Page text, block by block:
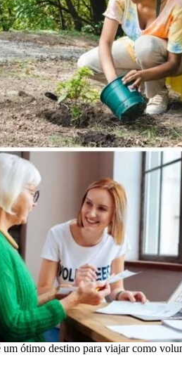
ótimo destino para viajar como